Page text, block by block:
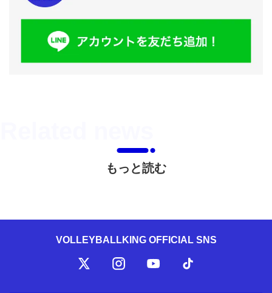
もっと読む
VOLLEYBALLKING OFFICIAL SNS